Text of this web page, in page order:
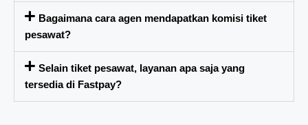
Bagaimana cara agen mendapatkan komisi tiket
pesawat?
Selain tiket pesawat, layanan apa saja yang
tersedia di Fastpay?